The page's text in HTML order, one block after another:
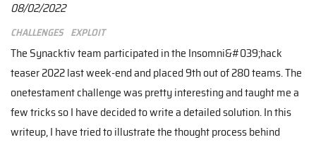
08/02/2022
Challenges Exploit
The Synacktiv team participated in the Insomni&#039;hack
teaser 2022 last week-end and placed 9th out of 280 teams. The
onetestament challenge was pretty interesting and taught me a
few tricks so I have decided to write a detailed solution. In this
writeup, I have tried to illustrate the thought process behind